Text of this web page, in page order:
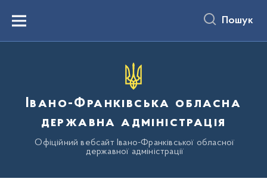
вмістуMenu Пошук
Івано-Франківська обласна
державна адміністрація
Офіційний вебсайт Івано-Франківської обласної
державної адміністрації